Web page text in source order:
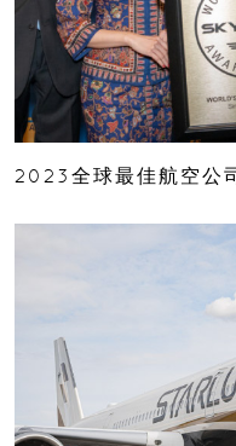
2023全球最佳航空公